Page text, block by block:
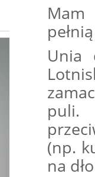
Mam
Unia
puli.
(np.
na